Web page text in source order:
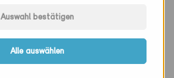
www.ekaltag.ch
Jörg AG
Auswahl bestätigen
Alle auswählen